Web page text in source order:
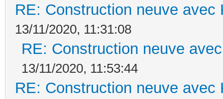
RE: Construction neuve avec
13/11/2020, 11:31:08
RE: Construction neuve
13/11/2020, 11:53:44
RE: Construction neuve avec